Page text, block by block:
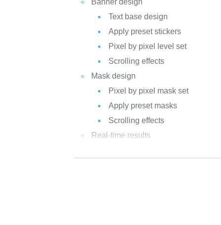
Banner design
Text base design
Apply preset stickers
Pixel by pixel level set
Scrolling effects
Mask design
Pixel by pixel mask set
Apply preset masks
Scrolling effects
Real-time results